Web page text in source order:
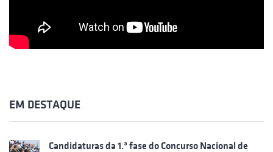
EM DESTAQUE
Candidaturas da 1.ª fase do Concurso Nacional de